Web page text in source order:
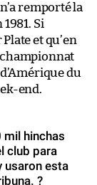
remporté la
Si
et qu’en
du
end.
mil hinchas
club para
usaron esta
?